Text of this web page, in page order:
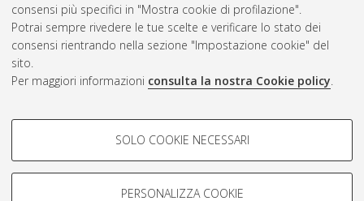
consensi più specifici in "Mostra cookie di profilazione".
Potrai sempre rivedere le tue scelte e verificare lo stato dei
consensi rientrando nella sezione "Impostazione cookie" del
sito.
Per maggiori informazioni consulta la nostra Cookie policy.
COOKIE DI PROFILAZIONE -
Si tratta di cookie utilizzati per analizzare le caratteristiche della
navigazione degli utenti, creare profili in base al loro comportamento
SOLO COOKIE NECESSARI
PERSONALIZZA COOKIE
Rss 2.0
ISSN: 2038-7946
Impostazioni Cookie
Informativa sulla privacy
Condizioni d’uso del sito